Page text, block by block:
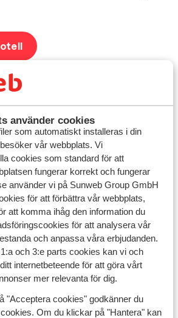
använder cookies
som automatiskt installeras i din
vår webbplats. Vi
cookies som standard för att
fungerar korrekt och fungerar
använder vi på Sunweb Group GmbH
för att förbättra vår webbplats,
att komma ihåg den information du
för att analysera vår
och anpassa våra erbjudanden.
och 3:e parts cookies kan vi och
internetbeteende för att göra vårt
mer relevanta för dig.
"Acceptera cookies" godkänner du
Om du klickar på "Hantera" kan
välja ett Stella-hotell
5-stjärniga hotell på Kreta
stranden